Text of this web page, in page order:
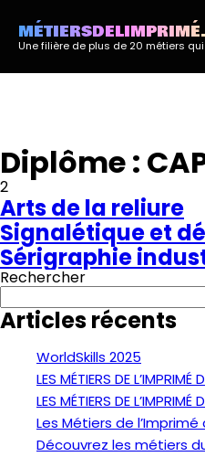
Une filière de plus de 20 métiers
Diplôme :
2
Arts de la reliure
Signalétique et
Sérigraphie
Rechercher
Articles récents
WorldSkills 2025
LES MÉTIERS DE L’IMPRIMÉ
LES MÉTIERS DE L’IMPRIMÉ
Les Métiers de l’Imprimé
Découvrez les métiers